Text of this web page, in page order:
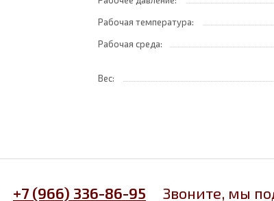
Рабочая температура:
Рабочая среда:
Вес:
+7 (966) 336-86-95 Звоните, мы